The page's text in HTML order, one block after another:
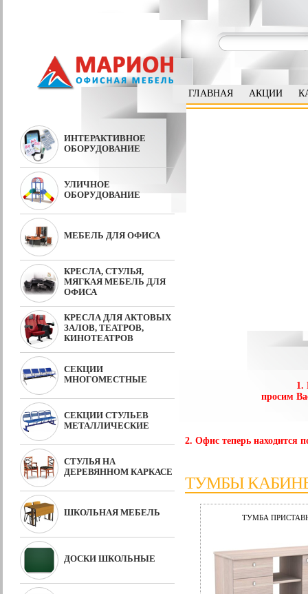
ГЛАВНАЯ АКЦИИ
ИНТЕРАКТИВНОЕ
ОБОРУДОВАНИЕ
УЛИЧНОЕ
ОБОРУДОВАНИЕ
МЕБЕЛЬ ДЛЯ ОФИСА
КРЕСЛА, СТУЛЬЯ,
МЯГКАЯ МЕБЕЛЬ ДЛЯ
ОФИСА
КРЕСЛА ДЛЯ АКТОВЫХ
ЗАЛОВ, ТЕАТРОВ,
КИНОТЕАТРОВ
СЕКЦИИ
МНОГОМЕСТНЫЕ
СЕКЦИИ СТУЛЬЕВ
МЕТАЛЛИЧЕСКИЕ
СТУЛЬЯ НА
ДЕРЕВЯННОМ КАРКАСЕ
ШКОЛЬНАЯ МЕБЕЛЬ
ДОСКИ ШКОЛЬНЫЕ
1.
просим
2. Офис теперь находится
ТУМБЫ
ТУМБА